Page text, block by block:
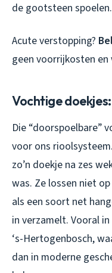
de gootsteen spoelen.
Acute verstopping?
geen voorrijkosten
Vochtige
Die “doorspoelbare”
voor ons
zo’n doekje na zes
was. Ze lossen niet
als een soort net
in verzamelt. Vooral
‘s-Hertogenbosch,
dan in moderne